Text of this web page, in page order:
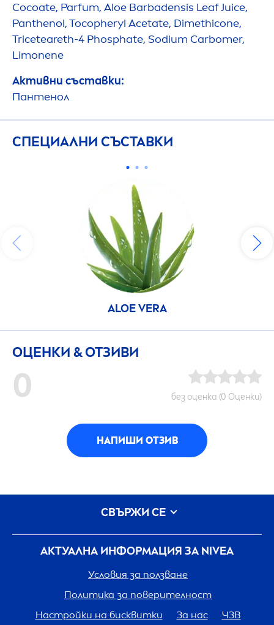
Cocoate, Parfum, Aloe Barbadensis Leaf Juice,
Panthenol, Tocopheryl Acetate, Dimethicone,
Triceteareth-4 Phosphate, Sodium Carbomer,
Limonene
Активни съставки:
Пантенол
СПЕЦИАЛНИ СЪСТАВКИ
ALOE VERA
ОЦЕНКИ & ОТЗИВИ
0 без оценка (0 Оценки)
НАПИШИ ОТЗИВ
АКТУАЛНА ИНФОРМАЦИЯ ЗА NIVEA
Условия за ползване
Политика за поверителност
Настройки на бисквитки
За нас ЧЗВ
СВЪРЖИ СЕ